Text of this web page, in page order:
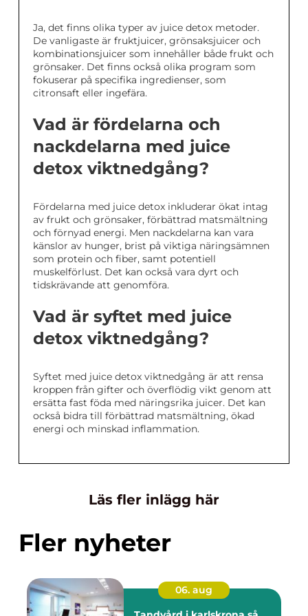
Ja, det finns olika typer av juice detox metoder.
De vanligaste är fruktjuicer, grönsaksjuicer och
kombinationsjuicer som innehåller både frukt och
grönsaker. Det finns också olika program som
fokuserar på specifika ingredienser, som
citronsaft eller ingefära.
Vad är fördelarna och
nackdelarna med juice
detox viktnedgång?
Fördelarna med juice detox inkluderar ökat intag
av frukt och grönsaker, förbättrad matsmältning
och förnyad energi. Men nackdelarna kan vara
känslor av hunger, brist på viktiga näringsämnen
som protein och fiber, samt potentiell
muskelförlust. Det kan också vara dyrt och
tidskrävande att genomföra.
Vad är syftet med juice
detox viktnedgång?
Syftet med juice detox viktnedgång är att rensa
kroppen från gifter och överflödig vikt genom att
ersätta fast föda med näringsrika juicer. Det kan
också bidra till förbättrad matsmältning, ökad
energi och minskad inflammation.
Läs fler inlägg här
Fler nyheter
06. aug